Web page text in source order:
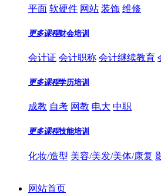
平面 软硬件 网站 装饰 维修
更多课程财会培训
会计证 会计职称 会计继续教育
更多课程学历培训
成教 自考 网教 电大 中职
更多课程技能培训
化妆/造型 美容/美发/美体/康复
网站首页